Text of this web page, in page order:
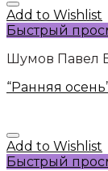
Add to Wishlist
Быстрый
Шумов Павел
“Ранняя
Add to Wishlist
Быстрый